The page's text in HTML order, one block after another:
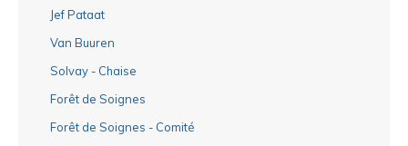
Jef Pataat
Van Buuren
Solvay - Chaise
Forêt de Soignes
Forêt de Soignes - Comité